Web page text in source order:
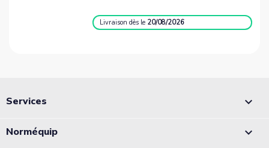
Livraisondès le 20/08/2026
Services 
Norméquip 